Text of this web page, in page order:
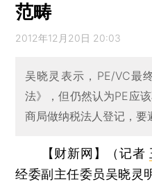
范畴
2012年12月20日 20:03
吴晓灵表示，PE/VC最
法》，但仍然认为PE应
商局做纳税法人登记，
【财新网】（记者
经委副主任委员吴晓灵